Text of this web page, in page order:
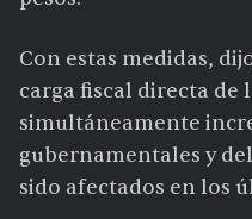
Con estas medidas,
carga fiscal directa de
simultáneamente
gubernamentales y
sido afectados en los